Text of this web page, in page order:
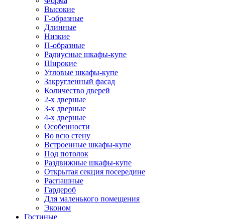
Высокие
Г-образные
Длинные
Низкие
П-образные
Радиусные шкафы-купе
Широкие
Угловые шкафы-купе
Закругленный фасад
Количество дверей
2-х дверные
3-х дверные
4-х дверные
Особенности
Во всю стену
Встроенные шкафы-купе
Под потолок
Раздвижные шкафы-купе
Открытая секция посередине
Распашные
Гардероб
Для маленького помещения
Эконом
Гостиные